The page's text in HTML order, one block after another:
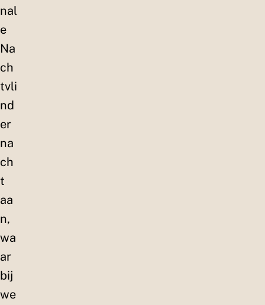
nal
e
Na
ch
tvli
nd
er
na
ch
t
aa
n,
wa
ar
bij
we